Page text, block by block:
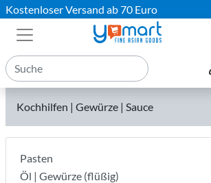
Kostenloser Versand ab 70 Euro
Kochhilfen | Gewürze | Sauce
Pasten
Öl | Gewürze (flüßig)